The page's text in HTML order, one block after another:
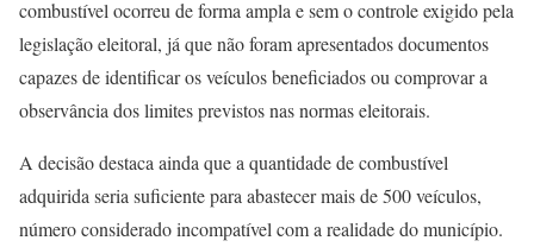
combustível ocorreu de forma ampla e sem o controle exigido pela
legislação eleitoral, já que não foram apresentados documentos
capazes de identificar os veículos beneficiados ou comprovar a
observância dos limites previstos nas normas eleitorais.
A decisão destaca ainda que a quantidade de combustível
adquirida seria suficiente para abastecer mais de 500 veículos,
número considerado incompatível com a realidade do município.